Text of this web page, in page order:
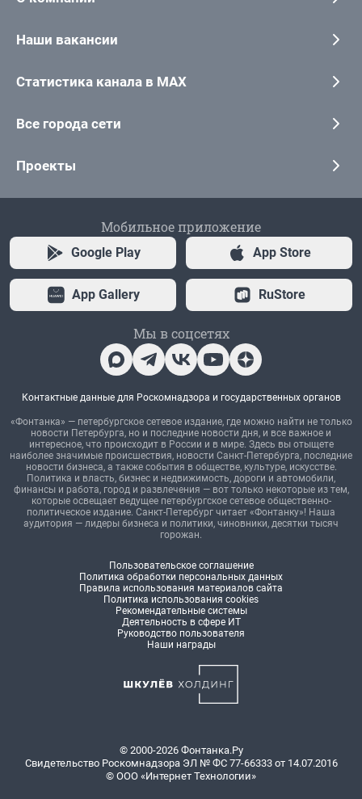
Наши вакансии
Статистика канала в MAX
Все города сети
Проекты
Мобильное приложение
Google Play App Store
App Gallery RuStore
Мы в соцсетях
Контактные данные для Роскомнадзора и государственных органов
«Фонтанка» — петербургское сетевое издание, где можно найти не только
новости Петербурга, но и последние новости дня, и все важное и
интересное, что происходит в России и в мире. Здесь вы отыщете
наиболее значимые происшествия, новости Санкт-Петербурга, последние
новости бизнеса, а также события в обществе, культуре, искусстве.
Политика и власть, бизнес и недвижимость, дороги и автомобили,
финансы и работа, город и развлечения — вот только некоторые из тем,
которые освещает ведущее петербургское сетевое общественно-
политическое издание. Санкт-Петербург читает «Фонтанку»! Наша
аудитория — лидеры бизнеса и политики, чиновники, десятки тысяч
горожан.
Пользовательское соглашение
Политика обработки персональных данных
Правила использования материалов сайта
Политика использования cookies
Рекомендательные системы
Деятельность в сфере ИТ
Руководство пользователя
Наши награды
© 2000-2026 Фонтанка.Ру
Свидетельство Роскомнадзора ЭЛ № ФС 77-66333 от 14.07.2016
© ООО «Интернет Технологии»